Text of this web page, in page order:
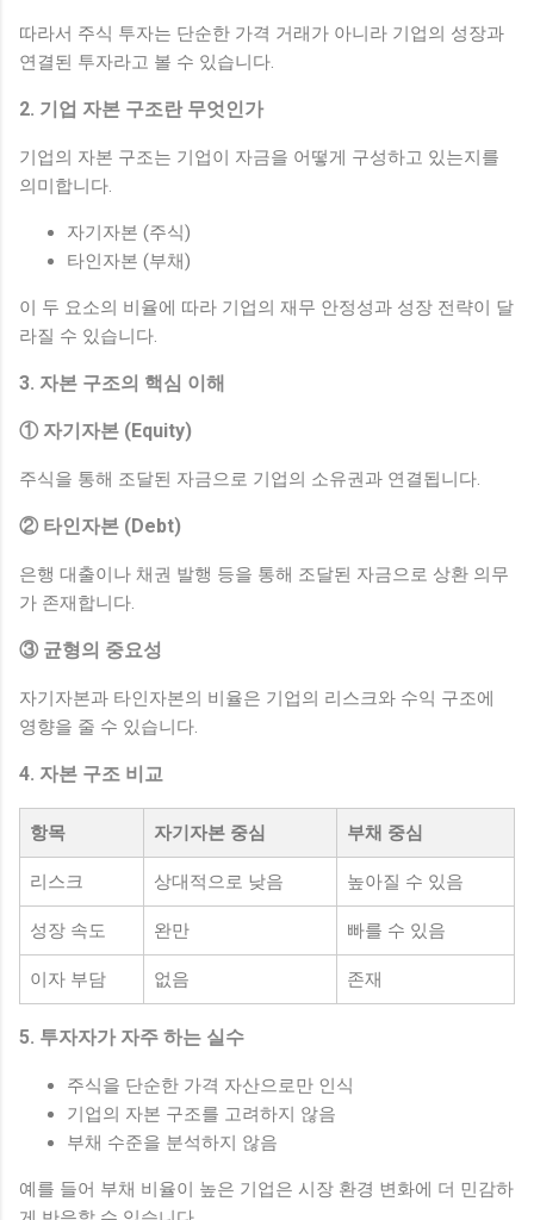
따라서 주식 투자는 단순한 가격 거래가 아니라 기업의 성장과
연결된 투자라고 볼 수 있습니다.
2. 기업 자본 구조란 무엇인가
기업의 자본 구조는 기업이 자금을 어떻게 구성하고 있는지를
의미합니다.
자기자본 (주식)
타인자본 (부채)
이 두 요소의 비율에 따라 기업의 재무 안정성과 성장 전략이 달
라질 수 있습니다.
3. 자본 구조의 핵심 이해
① 자기자본 (Equity)
주식을 통해 조달된 자금으로 기업의 소유권과 연결됩니다.
② 타인자본 (Debt)
은행 대출이나 채권 발행 등을 통해 조달된 자금으로 상환 의무
가 존재합니다.
③ 균형의 중요성
자기자본과 타인자본의 비율은 기업의 리스크와 수익 구조에
영향을 줄 수 있습니다.
4. 자본 구조 비교
항목 자기자본 중심 부채 중심
리스크 상대적으로 낮음 높아질 수 있음
성장 속도 완만 빠를 수 있음
이자 부담 없음 존재
5. 투자자가 자주 하는 실수
주식을 단순한 가격 자산으로만 인식
기업의 자본 구조를 고려하지 않음
부채 수준을 분석하지 않음
예를 들어 부채 비율이 높은 기업은 시장 환경 변화에 더 민감하